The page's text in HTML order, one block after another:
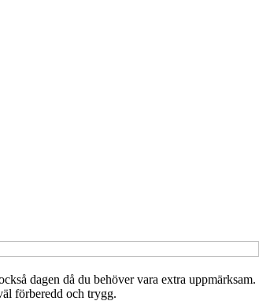
dagen då du behöver vara extra uppmärksam.
förberedd och trygg.